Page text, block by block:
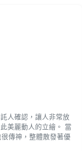
人確認，讓人非常放
美麗動人的立繪。 當
傳神，整體散發著優